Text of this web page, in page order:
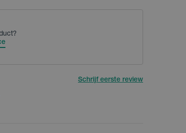
Schrijf eerste review